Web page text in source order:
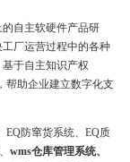
自主软硬件产品研
厂运营过程中的各种
于自主知识产权
帮助企业建立数字化支
EQ防窜货系统、EQ质
wms仓库管理系统、